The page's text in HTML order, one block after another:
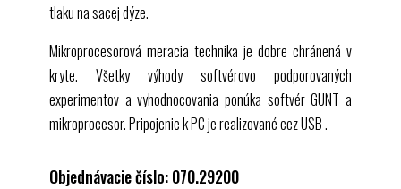
tlaku na sacej dýze.
Mikroprocesorová meracia technika je dobre chránená v
kryte. Všetky výhody softvérovo podporovaných
experimentov a vyhodnocovania ponúka softvérGUNT a
mikroprocesor. Pripojenie k PC je realizované cezUSB.
Objednávacie číslo: 070.29200